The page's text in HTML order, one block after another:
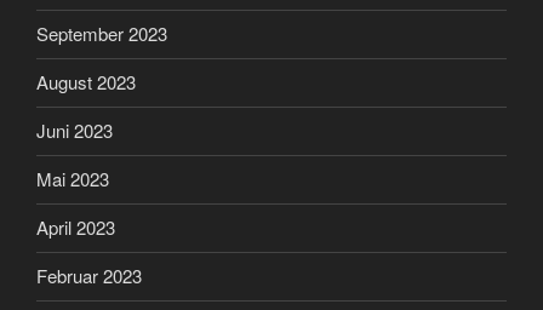
September 2023
August 2023
Juni 2023
Mai 2023
April 2023
Februar 2023